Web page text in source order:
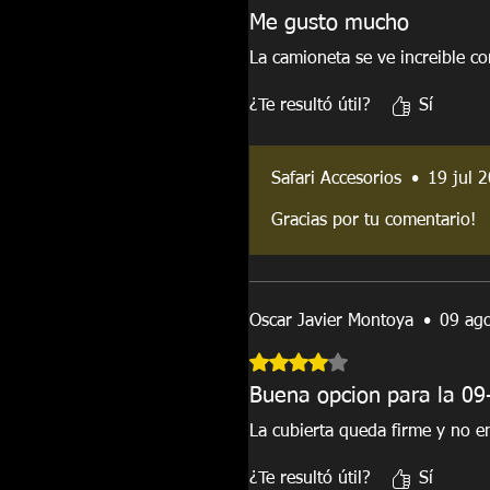
Me gusto mucho
La camioneta se ve increible
¿Te resultó útil? Sí
Safari Accesorios • 19 jul
Gracias por tu comentario!
Oscar Javier Montoya • 09
Obtuvo 4 de 5 estrellas.
Buena opcion para la
La cubierta queda firme y no
¿Te resultó útil? Sí